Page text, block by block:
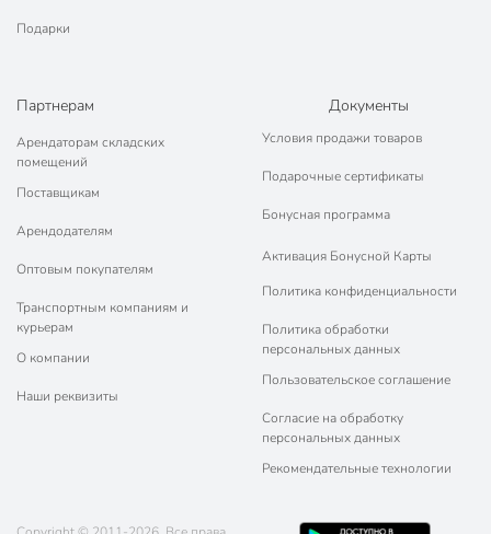
Подарки
Партнерам
Арендаторам складских
помещений
Поставщикам
Арендодателям
Оптовым покупателям
Транспортным компаниям и
курьерам
О компании
Наши реквизиты
Документы
Условия продажи товаров
Подарочные сертификаты
Бонусная программа
Активация Бонусной Карты
Политика конфиденциальности
Политика обработки
персональных данных
Пользовательское соглашение
Согласие на обработку
персональных данных
Рекомендательные технологии